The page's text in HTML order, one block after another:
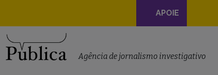
Navegação
principal
APOIE
Agência de jornalismo investigativo